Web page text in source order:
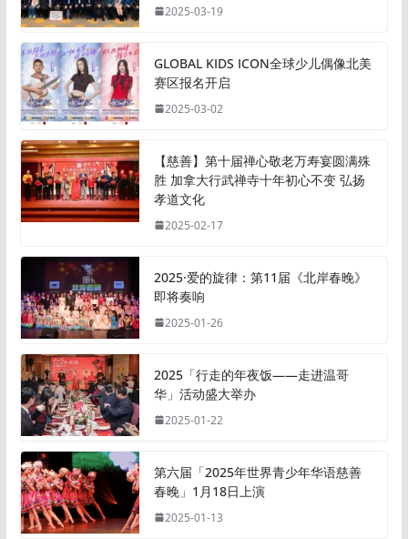
2025-03-19
GLOBAL KIDS ICON全球少儿偶像北美
赛区报名开启
2025-03-02
【慈善】第十届禅心敬老万寿宴圆满殊
胜 加拿大行武禅寺十年初心不变 弘扬
孝道文化
2025-02-17
2025·爱的旋律：第11届《北岸春晚》
即将奏响
2025-01-26
2025「行走的年夜饭——走进温哥
华」活动盛大举办
2025-01-22
第六届「2025年世界青少年华语慈善
春晚」1月18日上演
2025-01-13